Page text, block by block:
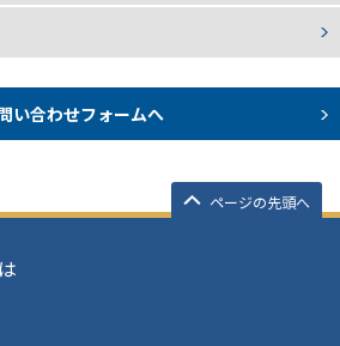
い合わせフォームへ
ページの先頭へ